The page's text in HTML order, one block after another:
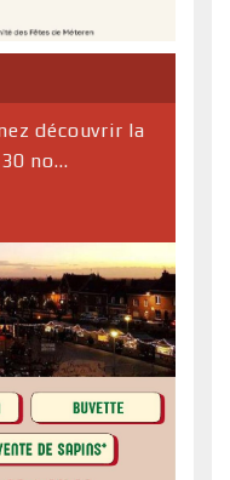
découvrir la
no...